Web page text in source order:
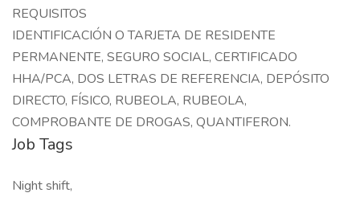
REQUISITOS
IDENTIFICACIÓN O TARJETA DE RESIDENTE
PERMANENTE, SEGURO SOCIAL, CERTIFICADO
HHA/PCA, DOS LETRAS DE REFERENCIA, DEPÓSITO
DIRECTO, FÍSICO, RUBEOLA, RUBEOLA,
COMPROBANTE DE DROGAS, QUANTIFERON.
Job Tags
Night shift,